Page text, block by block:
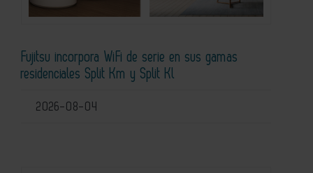
Fujitsu incorpora WiFi de serie en sus gamas
residenciales Split Km y Split Kl
2026-08-04